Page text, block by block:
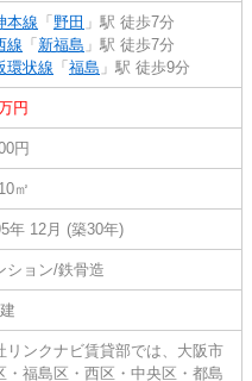
本線 「 野田 」駅 徒歩7分
線 「 新福島 」駅 徒歩7分
環状線 「 福島 」駅 徒歩9分
円
円
㎡
年 12月 (築30年)
ション/鉄骨造
リンクナビ賃貸部では、大阪市
・福島区・西区・中央区・都島